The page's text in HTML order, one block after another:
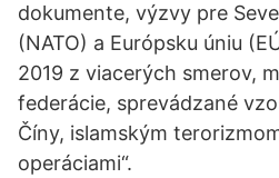
dokumente, výzvy pre
(NATO) a Európsku úniu
2019 z viacerých smerov,
federácie, sprevádzané
Číny, islamským
operáciami“.